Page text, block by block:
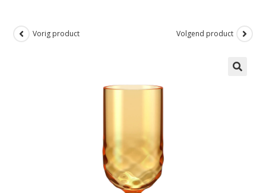
Vorig product Volgend product